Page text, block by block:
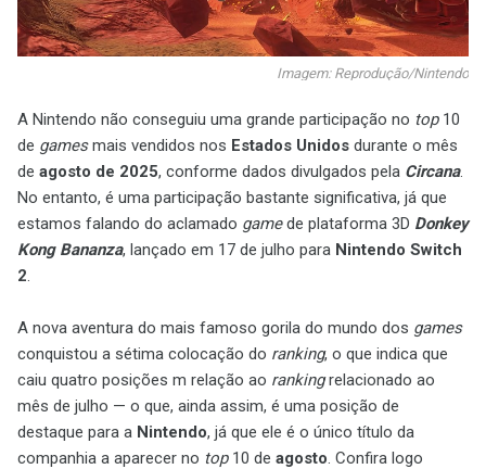
Imagem: Reprodução/Nintendo
A Nintendo não conseguiu uma grande participação no top10
de gamesmais vendidos nos Estados Unidos durante o mês
de agosto de 2025, conforme dados divulgados pela Circana.
No entanto, é uma participação bastante significativa, já que
estamos falando do aclamado gamede plataforma 3D Donkey
Kong Bananza, lançado em 17 de julho para Nintendo Switch
2.
A nova aventura do mais famoso gorila do mundo dos games
conquistou a sétima colocação do ranking, o que indica que
caiu quatro posições m relação ao rankingrelacionado ao
mês de julho — o que, ainda assim, é uma posição de
destaque para a Nintendo, já que ele é o único título da
companhia a aparecer no top10 de agosto. Confira logo